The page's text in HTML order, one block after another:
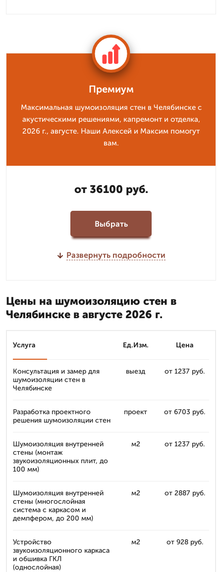
Премиум
Максимальная шумоизоляция стен в Челябинске с
акустическими решениями, капремонт и отделка,
2026 г., августе. Наши Алексей и Максим помогут
вам.
от 36100 руб.
Выбрать
Развернуть подробности
Цены на шумоизоляцию стен в
Челябинске в августе 2026 г.
Услуга Ед.Изм. Цена
Консультация и замер для
шумоизоляции стен в
Челябинске
выезд от 1237 руб.
Разработка проектного
решения шумоизоляции стен
проект от 6703 руб.
Шумоизоляция внутренней
стены (монтаж
звукоизоляционных плит, до
100 мм)
м2 от 1237 руб.
Шумоизоляция внутренней
стены (многослойная
система с каркасом и
демпфером, до 200 мм)
м2 от 2887 руб.
Устройство
звукоизоляционного каркаса
и обшивка ГКЛ
(однослойная)
м2 от 928 руб.